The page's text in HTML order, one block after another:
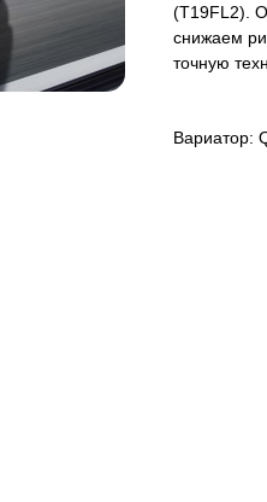
(T19FL2).
снижаем
точную
Вариатор: